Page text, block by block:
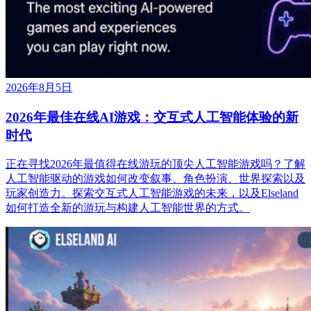
2026年8月5日
2026年最佳在线AI游戏：交互式人工智能体验的新
时代
正在寻找2026年最值得在线游玩的顶尖人工智能游戏吗？了解
人工智能驱动的游戏如何改变叙事、角色扮演、世界探索以及
玩家创造力。探索交互式人工智能游戏的未来，以及Elseland
如何打造全新的游玩与构建人工智能世界的方式。